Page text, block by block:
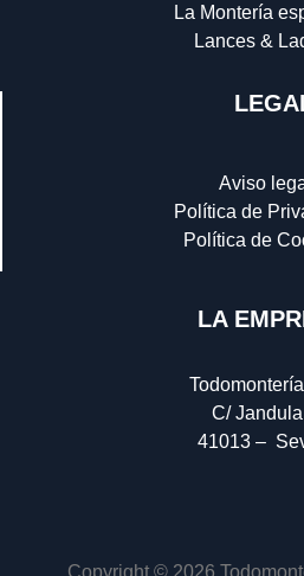
La Montería
Lances &
Aviso
Política de
Política de
LA
C/
41013 –